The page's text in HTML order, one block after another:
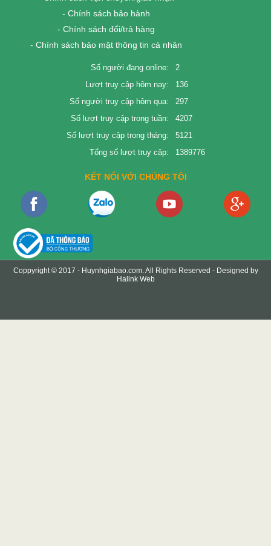
- Chính sách bảo hành
- Chính sách đổi/trả hàng
- Chính sách bảo mật thông tin cá nhân
Số người đang online:
2
Lượt truy cập hôm nay:
136
Số người truy cập hôm qua:
297
Số lượt truy cập trong tuần:
4207
Số lượt truy cập trong tháng:
5121
Tổng số lượt truy cập:
1389776
KẾT NỐI VỚI CHÚNG TÔI
Coppyright © 2017 - Huynhgiabao.com. All Rights Reserved - Designed by
Halink Web